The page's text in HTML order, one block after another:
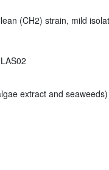
(CH2) strain, mild
extract and seaweeds)